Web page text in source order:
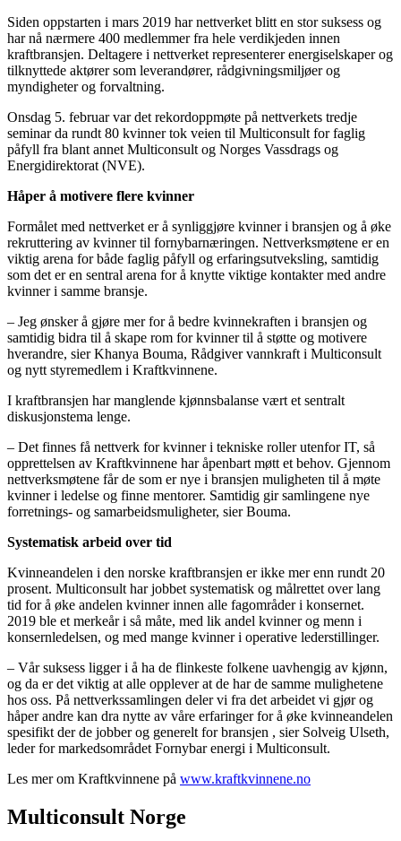
Siden oppstarten i mars 2019 har nettverket blitt en stor suksess og
har nå nærmere 400 medlemmer fra hele verdikjeden innen
kraftbransjen. Deltagere i nettverket representerer energiselskaper og
tilknyttede aktører som leverandører, rådgivningsmiljøer og
myndigheter og forvaltning.
Onsdag 5. februar var det rekordoppmøte på nettverkets tredje
seminar da rundt 80 kvinner tok veien til Multiconsult for faglig
påfyll fra blant annet Multiconsult og Norges Vassdrags og
Energidirektorat (NVE).
Håper å motivere flere kvinner
Formålet med nettverket er å synliggjøre kvinner i bransjen og å øke
rekruttering av kvinner til fornybarnæringen. Nettverksmøtene er en
viktig arena for både faglig påfyll og erfaringsutveksling, samtidig
som det er en sentral arena for å knytte viktige kontakter med andre
kvinner i samme bransje.
– Jeg ønsker å gjøre mer for å bedre kvinnekraften i bransjen og
samtidig bidra til å skape rom for kvinner til å støtte og motivere
hverandre, sier Khanya Bouma, Rådgiver vannkraft i Multiconsult
og nytt styremedlem i Kraftkvinnene.
I kraftbransjen har manglende kjønnsbalanse vært et sentralt
diskusjonstema lenge.
– Det finnes få nettverk for kvinner i tekniske roller utenfor IT, så
opprettelsen av Kraftkvinnene har åpenbart møtt et behov. Gjennom
nettverksmøtene får de som er nye i bransjen muligheten til å møte
kvinner i ledelse og finne mentorer. Samtidig gir samlingene nye
forretnings- og samarbeidsmuligheter, sier Bouma.
Systematisk arbeid over tid
Kvinneandelen i den norske kraftbransjen er ikke mer enn rundt 20
prosent. Multiconsult har jobbet systematisk og målrettet over lang
tid for å øke andelen kvinner innen alle fagområder i konsernet.
2019 ble et merkeår i så måte, med lik andel kvinner og menn i
konsernledelsen, og med mange kvinner i operative lederstillinger.
– Vår suksess ligger i å ha de flinkeste folkene uavhengig av kjønn,
og da er det viktig at alle opplever at de har de samme mulighetene
hos oss. På nettverkssamlingen deler vi fra det arbeidet vi gjør og
håper andre kan dra nytte av våre erfaringer for å øke kvinneandelen
spesifikt der de jobber og generelt for bransjen , sier Solveig Ulseth,
leder for markedsområdet Fornybar energi i Multiconsult.
Les mer om Kraftkvinnene på www.kraftkvinnene.no
Multiconsult Norge